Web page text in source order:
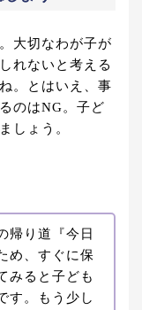
大切なわが子が
れないと考える
。とはいえ、事
のはNG。子ど
しょう。
帰り道『今日
め、すぐに保
みると子ども
す。もう少し